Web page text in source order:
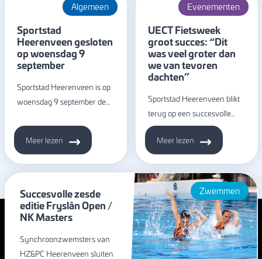
Sportstad
Heerenveen gesloten
op woensdag 9
september
Sportstad Heerenveen is op
woensdag 9 september de…
Algemeen
Meer lezen
UECT Fietsweek
groot succes: “Dit
was veel groter dan
we van tevoren
dachten”
Sportstad Heerenveen blikt
terug op een succesvolle…
Evenementen
Meer lezen
Succesvolle zesde
editie Fryslân Open /
NK Masters
Synchroonzwemsters van
HZ&PC Heerenveen sluiten
Zwemmen